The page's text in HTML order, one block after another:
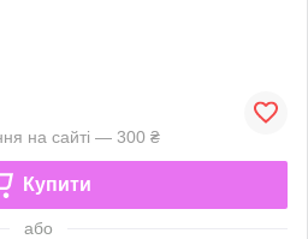
на сайті — 300 ₴
Купити
або